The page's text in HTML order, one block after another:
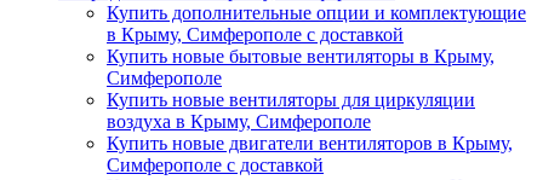
Купить дополнительные опции и комплектующие
в Крыму, Симферополе с доставкой
Купить новые бытовые вентиляторы в Крыму,
Симферополе
Купить новые вентиляторы для циркуляции
воздуха в Крыму, Симферополе
Купить новые двигатели вентиляторов в Крыму,
Симферополе с доставкой